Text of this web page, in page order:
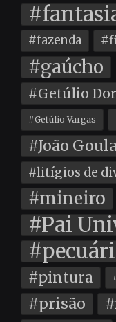
#fazenda
#gaúcho
#Getúlio
#Getúlio Vargas
#João
#litígios de
#mineiro
#Pai
#pintura
#prisão